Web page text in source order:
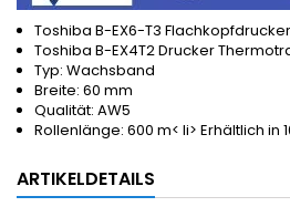
Toshiba B-EX6-T3
Toshiba B-EX4T2 Drucker
Typ: Wachsband
Breite: 60 mm
Qualität: AW5
Rollenlänge: 600 m< li> Erhältlich in
ARTIKELDETAILS